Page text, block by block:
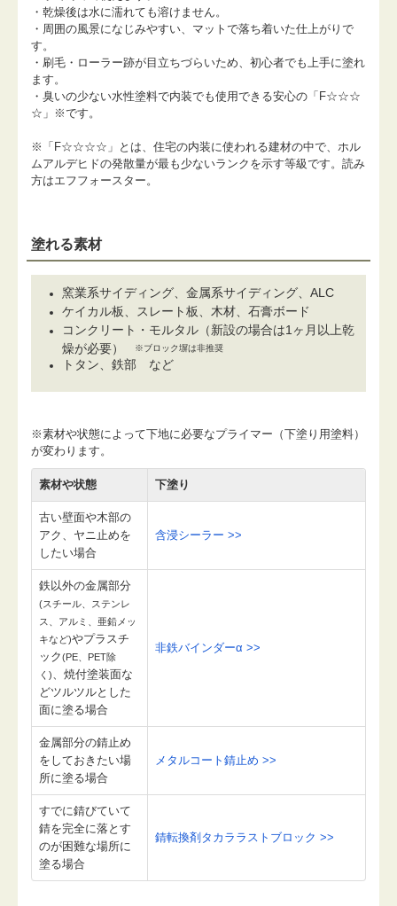
・乾燥後は水に濡れても溶けません。
・周囲の風景になじみやすい、マットで落ち着いた仕上がりで
す。
・刷毛・ローラー跡が目立ちづらいため、初心者でも上手に塗れ
ます。
・臭いの少ない水性塗料で内装でも使用できる安心の「F☆☆☆
☆」※です。
※「F☆☆☆☆」とは、住宅の内装に使われる建材の中で、ホル
ムアルデヒドの発散量が最も少ないランクを示す等級です。読み
方はエフフォースター。
塗れる素材
窯業系サイディング、金属系サイディング、ALC
ケイカル板、スレート板、木材、石膏ボード
コンクリート・モルタル（新設の場合は1ヶ月以上乾
燥が必要） ※ブロック塀は非推奨
トタン、鉄部 など
※素材や状態によって下地に必要なプライマー（下塗り用塗料）
が変わります。
素材や状態 下塗り
古い壁面や木部の
アク、ヤニ止めを
したい場合
含浸シーラー >>
鉄以外の金属部分
(スチール、ステンレ
ス、アルミ、亜鉛メッ
キなど)やプラスチ
ック(PE、PET除
く)、焼付塗装面な
どツルツルとした
面に塗る場合
非鉄バインダーα >>
金属部分の錆止め
をしておきたい場
所に塗る場合
メタルコート錆止め >>
すでに錆びていて
錆を完全に落とす
のが困難な場所に
塗る場合
錆転換剤タカララストブロック >>